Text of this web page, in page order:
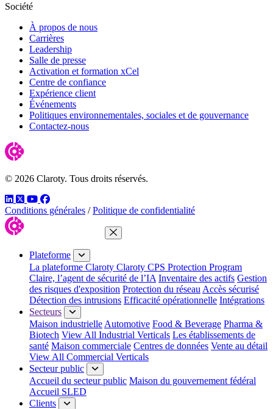
Société
À propos de nous
Carrières
Leadership
Salle de presse
Activation et formation xCel
Centre de confiance
Expérience client
Événements
Politiques environnementales, sociales et de gouvernance
Contactez-nous
© 2026 Claroty. Tous droits réservés.
LinkedIn
TwitterYouTube
Facebook
Conditions générales / Politique de confidentialité
Fermer le menu
Plateforme
La plateforme Claroty Claroty CPS Protection Program
Claire, l’agent de sécurité de l’IA Inventaire des actifs Gestion
des risques d'exposition Protection du réseau Accès sécurisé
Détection des intrusions Efficacité opérationnelle Intégrations
Secteurs
Maison industrielle Automotive Food & Beverage Pharma &
Biotech View All Industrial Verticals Les établissements de
santé Maison commerciale Centres de données Vente au détail
View All Commercial Verticals
Secteur public
Accueil du secteur public Maison du gouvernement fédéral
Accueil SLED
Clients